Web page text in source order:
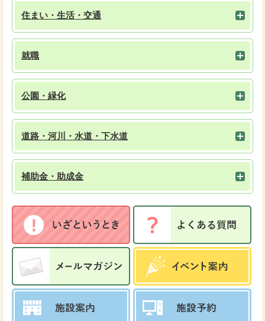
住まい・生活・交通
就職
公園・緑化
道路・河川・水道・下水道
補助金・助成金